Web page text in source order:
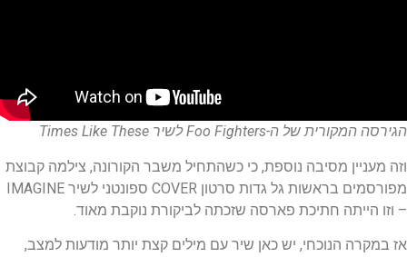
הגירסה המקורית של ה-Foo Fighters לשיר Times Like These
וזה מעניין מסיבה נוספת, כי כשהתחיל משבר הקורונה, צילמה קבוצת
מפורסמים בראשות גל גדות סרטון COVER ספונטני לשיר IMAGINE
– וזו הייתה חתיכת פארסה שזכתה לביקורת נוקבת מאוד.
אז במקרה הנוכחי, יש כאן שיר עם מילים קצת יותר מודעות למצב,